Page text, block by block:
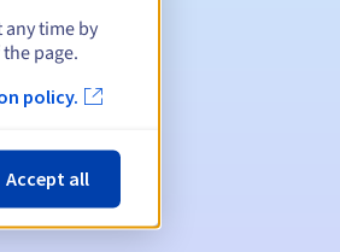
time by
page.
policy.
Accept all